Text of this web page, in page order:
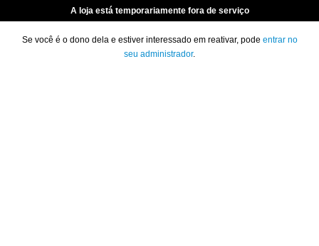
A loja está temporariamente fora de serviço
Se você é o dono dela e estiver interessado em reativar, pode entrar no
seu administrador.